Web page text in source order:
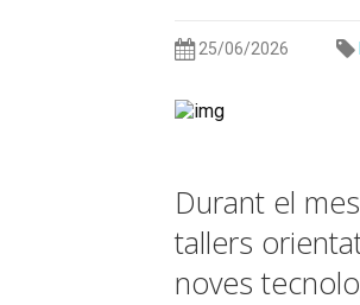
25/06/2026
Durant el
tallers
noves